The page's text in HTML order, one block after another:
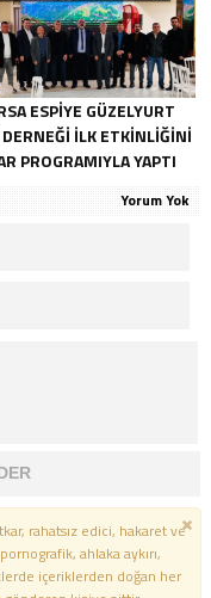
ESPIYE GÜZELYURT
İLK ETKINLIĞINI
PROGRAMIYLA YAPTI
Yorum Yok
rahatsız edici, hakaret ve
ahlaka aykırı,
içeriklerden doğan her